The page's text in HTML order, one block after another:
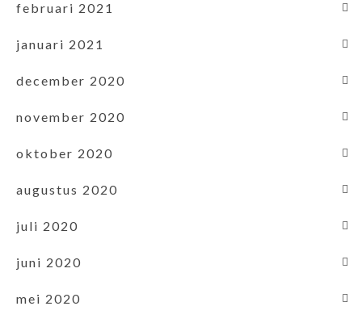
februari 2021
januari 2021
december 2020
november 2020
oktober 2020
augustus 2020
juli 2020
juni 2020
mei 2020